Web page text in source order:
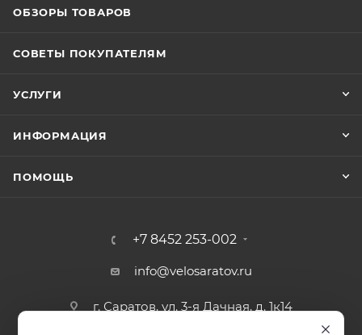
ОБЗОРЫ ТОВАРОВ
СОВЕТЫ ПОКУПАТЕЛЯМ
УСЛУГИ
ИНФОРМАЦИЯ
ПОМОЩЬ
+7 8452 253-002
info@velosaratov.ru
г. Саратов, ул. 3-я Дачная, д. 1к14